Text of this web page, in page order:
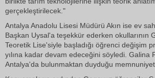
gerçekleştirilecek."
Antalya Anadolu Lisesi Müdürü Akın ise ev
Başkan Uysal'a teşekkür ederken okullarının
Teoretik Lise'siyle başladığı öğrenci değişim
yılına kadar devam edeceğini söyledi. Galina
Antalya'da bulunmaktan duyduğu